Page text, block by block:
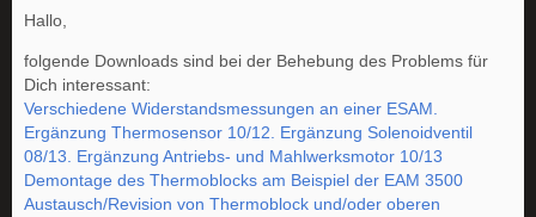
Hallo,
folgende Downloads sind bei der Behebung des Problems für
Dich interessant:
Verschiedene Widerstandsmessungen an einer ESAM.
Ergänzung Thermosensor 10/12. Ergänzung Solenoidventil
08/13. Ergänzung Antriebs- und Mahlwerksmotor 10/13
Demontage des Thermoblocks am Beispiel der EAM 3500
Austausch/Revision von Thermoblock und/oder oberen